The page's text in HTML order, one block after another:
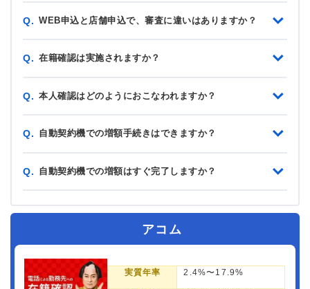
Q. WEB申込と店舗申込で、審査に違いはありますか？
Q. 在籍確認は実施されますか？
Q. 本人確認はどのようにおこなわれますか？
Q. 自動契約機での増額手続きはできますか？
Q. 自動契約機での増額はすぐ完了しますか？
アコム
実質年率 2.4%〜17.9%